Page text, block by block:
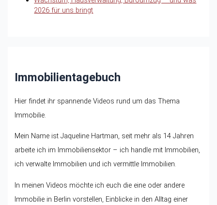
2026 für uns bringt
Immobilientagebuch
Hier findet ihr spannende Videos rund um das Thema
Immobilie.
Mein Name ist Jaqueline Hartman, seit mehr als 14 Jahren
arbeite ich im Immobiliensektor – ich handle mit Immobilien,
ich verwalte Immobilien und ich vermittle Immobilien.
In meinen Videos möchte ich euch die eine oder andere
Immobilie in Berlin vorstellen, Einblicke in den Alltag einer